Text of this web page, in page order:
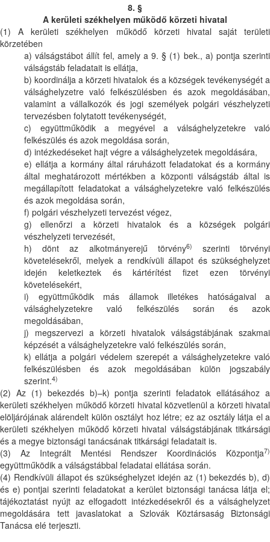
8. §
A kerületi székhelyen működő körzeti hivatal
(1) A kerületi székhelyen működő körzeti hivatal saját területi
körzetében
a) válságstábot állít fel, amely a 9. § (1) bek., a) pontja szerinti
válságstáb feladatait is ellátja,
b) koordinálja a körzeti hivatalok és a községek tevékenységét a
válsághelyzetre való felkészülésben és azok megoldásában,
valamint a vállalkozók és jogi személyek polgári vészhelyzeti
tervezésben folytatott tevékenységét,
c) együttműködik a megyével a válsághelyzetekre való
felkészülés és azok megoldása során,
d) intézkedéseket hajt végre a válsághelyzetek megoldására,
e) ellátja a kormány által ráruházott feladatokat és a kormány
által meghatározott mértékben a központi válságstáb által is
megállapított feladatokat a válsághelyzetekre való felkészülés
és azok megoldása során,
f) polgári vészhelyzeti tervezést végez,
g) ellenőrzi a körzeti hivatalok és a községek polgári
vészhelyzeti tervezését,
h) dönt az alkotmányerejű törvény6)
szerinti törvényi
követelésekről, melyek a rendkívüli állapot és szükséghelyzet
idején keletkeztek és kártérítést fizet ezen törvényi
követelésekért,
i) együttműködik más államok illetékes hatóságaival a
válsághelyzetekre való felkészülés során és azok
megoldásában,
j) megszervezi a körzeti hivatalok válságstábjának szakmai
képzését a válsághelyzetekre való felkészülés során,
k) ellátja a polgári védelem szerepét a válsághelyzetekre való
felkészülésben és azok megoldásában külön jogszabály
szerint.4)
(2) Az (1) bekezdés b)–k) pontja szerinti feladatok ellátásához a
kerületi székhelyen működő körzeti hivatal közvetlenül a körzeti hivatal
elöljárójának alárendelt külön osztályt hoz létre; ez az osztály látja el a
kerületi székhelyen működő körzeti hivatal válságstábjának titkársági
és a megye biztonsági tanácsának titkársági feladatait is.
(3) Az Integrált Mentési Rendszer Koordinációs Központja7)
együttműködik a válságstábbal feladatai ellátása során.
(4) Rendkívüli állapot és szükséghelyzet idején az (1) bekezdés b), d)
és e) pontjai szerinti feladatokat a kerület biztonsági tanácsa látja el;
tájékoztatást nyújt az elfogadott intézkedésekről és a válsághelyzet
megoldására tett javaslatokat a Szlovák Köztársaság Biztonsági
Tanácsa elé terjeszti.